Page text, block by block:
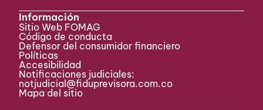
Información
Sitio Web FOMAG
Código de conducta
Defensor del consumidor financiero
Políticas
Accesibilidad
Notificaciones judiciales:
notjudicial@fiduprevisora.com.co
Mapa del sitio